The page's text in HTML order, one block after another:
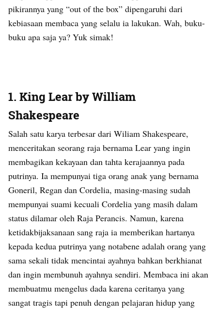
pikirannya yang “out of the box” dipengaruhi dari
kebiasaan membaca yang selalu ia lakukan. Wah, buku-
buku apa saja ya? Yuk simak!
1. King Lear by William
Shakespeare
Salah satu karya terbesar dari Wiliam Shakespeare,
menceritakan seorang raja bernama Lear yang ingin
membagikan kekayaan dan tahta kerajaannya pada
putrinya. Ia mempunyai tiga orang anak yang bernama
Goneril, Regan dan Cordelia, masing-masing sudah
mempunyai suami kecuali Cordelia yang masih dalam
status dilamar oleh Raja Perancis. Namun, karena
ketidakbijaksanaan sang raja ia memberikan hartanya
kepada kedua putrinya yang notabene adalah orang yang
sama sekali tidak mencintai ayahnya bahkan berkhianat
dan ingin membunuh ayahnya sendiri. Membaca ini akan
membuatmu mengelus dada karena ceritanya yang
sangat tragis tapi penuh dengan pelajaran hidup yang